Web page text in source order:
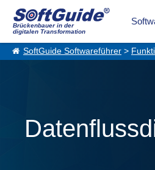
Brückenbauer in der
digitalen Transformation
SoftGuide Softwareführer >